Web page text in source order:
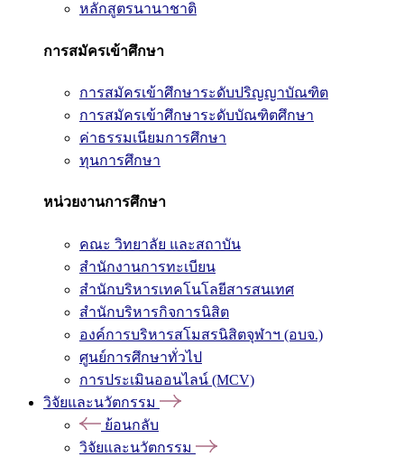
หลักสูตรนานาชาติ
การสมัครเข้าศึกษา
การสมัครเข้าศึกษาระดับปริญญาบัณฑิต
การสมัครเข้าศึกษาระดับบัณฑิตศึกษา
ค่าธรรมเนียมการศึกษา
ทุนการศึกษา
หน่วยงานการศึกษา
คณะ วิทยาลัย และสถาบัน
สำนักงานการทะเบียน
สำนักบริหารเทคโนโลยีสารสนเทศ
สำนักบริหารกิจการนิสิต
องค์การบริหารสโมสรนิสิตจุฬาฯ (อบจ.)
ศูนย์การศึกษาทั่วไป
การประเมินออนไลน์ (MCV)
วิจัยและนวัตกรรม
ย้อนกลับ
วิจัยและนวัตกรรม